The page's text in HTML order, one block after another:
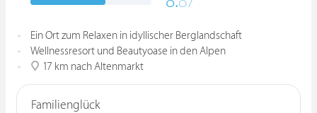
Ein Ort zum Relaxen in idyllischer Berglandschaft
Wellnessresort und Beautyoase in den Alpen
17 km nach Altenmarkt
Familienglück